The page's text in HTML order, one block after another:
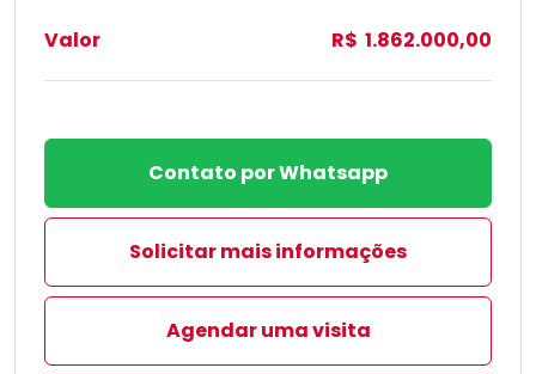
Valor R$ 1.862.000,00
Contato por Whatsapp
Solicitar mais informações
Agendar uma visita